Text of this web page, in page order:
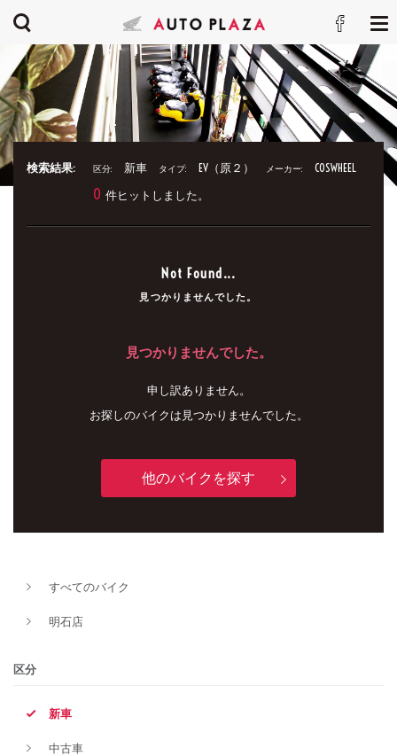
検索結果: 区分: 新車 タイプ: EV（原２） メーカー: COSWHEEL
0 件ヒットしました。
Not Found...
見つかりませんでした。
見つかりませんでした。
申し訳ありません。
お探しのバイクは見つかりませんでした。
他のバイクを探す
すべてのバイク
明石店
区分
新車
中古車